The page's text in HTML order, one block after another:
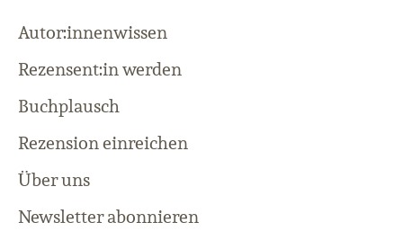
Autor:innenwissen
Rezensent:in werden
Buchplausch
Rezension einreichen
Über uns
Newsletter abonnieren